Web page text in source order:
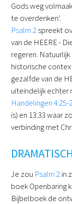
Gods weg
te overdenken’.
Psalm 2spreekt
van de HEERE -
regeren.
historische
gezalfde van de
uiteindelijk echter
Handelingen 4:25-
is) en 13:33 waar
verbinding met
Je zou Psalm 2in
boek Openbaring
Bijbelboek de